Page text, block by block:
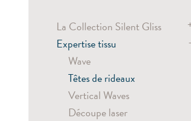
La Collection Silent Gliss
Les tissus transparents
Tissus semi-transparents
Tissus obscurcissants et
Tissus screen
Tissus pour stores plissés
Expertise tissu
-
Wave
Têtes de rideaux
Vertical Waves
Découpe laser